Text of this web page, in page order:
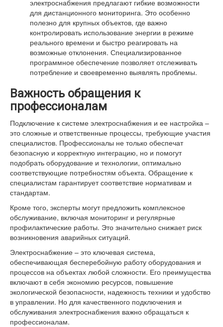
электроснабжения предлагают гибкие возможности
для дистанционного мониторинга. Это особенно
полезно для крупных объектов, где важно
контролировать использование энергии в режиме
реального времени и быстро реагировать на
возможные отклонения. Специализированное
программное обеспечение позволяет отслеживать
потребление и своевременно выявлять проблемы.
Важность обращения к
профессионалам
Подключение к системе электроснабжения и ее настройка –
это сложные и ответственные процессы, требующие участия
специалистов. Профессионалы не только обеспечат
безопасную и корректную интеграцию, но и помогут
подобрать оборудование и технологии, оптимально
соответствующие потребностям объекта. Обращение к
специалистам гарантирует соответствие нормативам и
стандартам.
Кроме того, эксперты могут предложить комплексное
обслуживание, включая мониторинг и регулярные
профилактические работы. Это значительно снижает риск
возникновения аварийных ситуаций.
Электроснабжение – это ключевая система,
обеспечивающая бесперебойную работу оборудования и
процессов на объектах любой сложности. Его преимущества
включают в себя экономию ресурсов, повышение
экологической безопасности, надежность техники и удобство
в управлении. Но для качественного подключения и
обслуживания электроснабжения важно обращаться к
профессионалам.